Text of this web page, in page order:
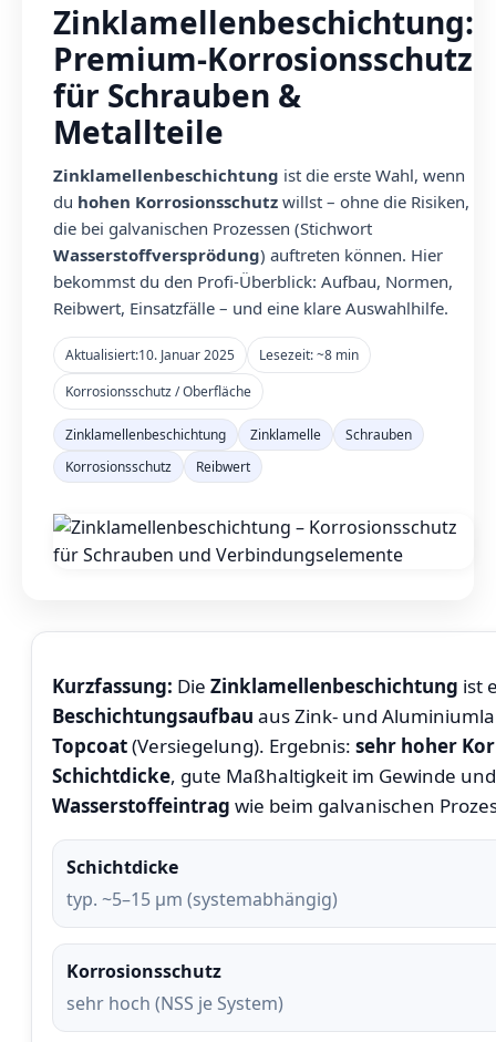
Zinklamellenbeschichtung:
Premium-Korrosionsschutz
für Schrauben &
Metallteile
Zinklamellenbeschichtung ist die erste Wahl, wenn
du hohen Korrosionsschutz willst – ohne die Risiken,
die bei galvanischen Prozessen (Stichwort
Wasserstoffversprödung) auftreten können. Hier
bekommst du den Profi-Überblick: Aufbau, Normen,
Reibwert, Einsatzfälle – und eine klare Auswahlhilfe.
Aktualisiert:10. Januar 2025
Lesezeit: ~8 min
Korrosionsschutz / Oberfläche
Zinklamellenbeschichtung Zinklamelle
Schrauben
Korrosionsschutz
Reibwert
Kurzfassung: Die Zinklamellenbeschichtung ist
Beschichtungsaufbau aus Zink- und
Topcoat(Versiegelung). Ergebnis: sehr hoher
Schichtdicke, gute Maßhaltigkeit im Gewinde
Wasserstoffeintrag wie beim galvanischen
Schichtdicke
typ. ~5–15 µm (systemabhängig)
Korrosionsschutz
sehr hoch (NSS je System)